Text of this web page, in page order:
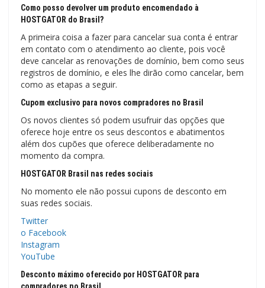
Como posso devolver um produto encomendado à
HOSTGATOR do Brasil?
A primeira coisa a fazer para cancelar sua conta é entrar
em contato com o atendimento ao cliente, pois você
deve cancelar as renovações de domínio, bem como seus
registros de domínio, e eles lhe dirão como cancelar, bem
como as etapas a seguir.
Cupom exclusivo para novos compradores no Brasil
Os novos clientes só podem usufruir das opções que
oferece hoje entre os seus descontos e abatimentos
além dos cupões que oferece deliberadamente no
momento da compra.
HOSTGATOR Brasil nas redes sociais
No momento ele não possui cupons de desconto em
suas redes sociais.
Twitter
o Facebook
Instagram
YouTube
Desconto máximo oferecido por HOSTGATOR para